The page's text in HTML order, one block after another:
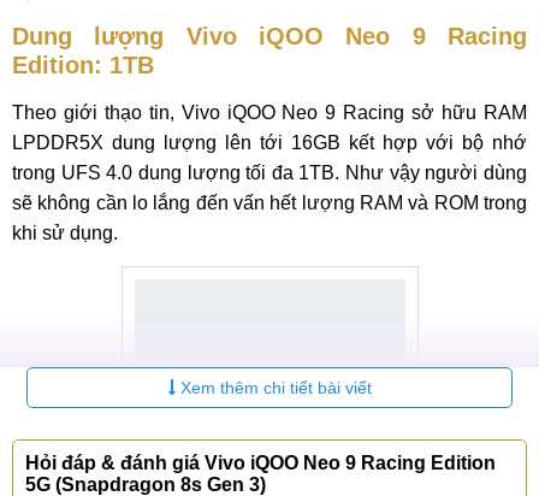
Dung lượng Vivo iQOO Neo 9 Racing
Edition: 1TB
Theo giới thạo tin, Vivo iQOO Neo 9 Racing sở hữu RAM
LPDDR5X dung lượng lên tới 16GB kết hợp với bộ nhớ
trong UFS 4.0 dung lượng tối đa 1TB. Như vậy người dùng
sẽ không cần lo lắng đến vấn hết lượng RAM và ROM trong
khi sử dụng.
Xem thêm chi tiết bài viết
Hỏi đáp & đánh giá Vivo iQOO Neo 9 Racing Edition
5G (Snapdragon 8s Gen 3)